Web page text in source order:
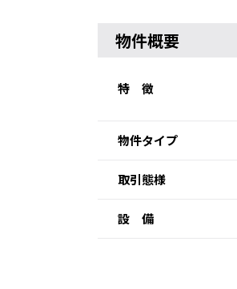
物件概要
特 徴
物件タイプ
取引態様
設 備